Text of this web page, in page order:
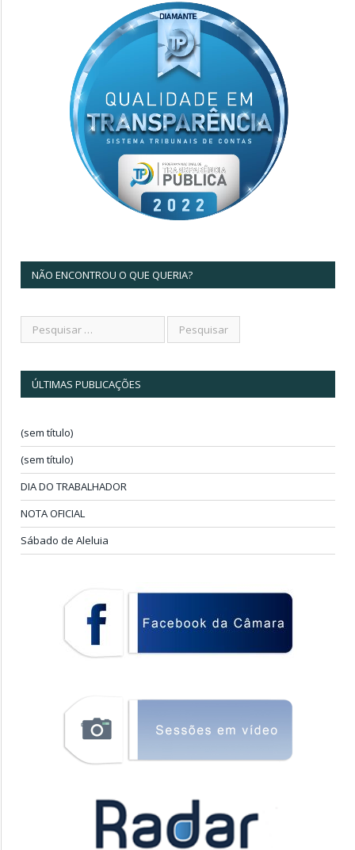
NÃO ENCONTROU O QUE QUERIA?
ÚLTIMAS PUBLICAÇÕES
(sem título)
(sem título)
DIA DO TRABALHADOR
NOTA OFICIAL
Sábado de Aleluia